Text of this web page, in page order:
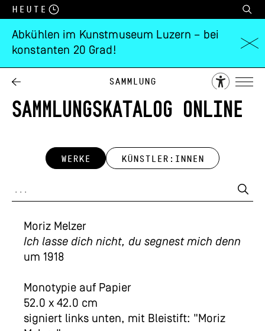
Heute
Abkühlen im Kunstmuseum Luzern – bei
konstanten 20 Grad!
Sammlung
SAMMLUNGSKATALOG ONLINE
WERKE KÜNSTLER:INNEN
Moriz Melzer
Ich lasse dich nicht, du segnest mich denn
um 1918
Monotypie auf Papier
52.0 x 42.0 cm
signiert links unten, mit Bleistift: "Moriz